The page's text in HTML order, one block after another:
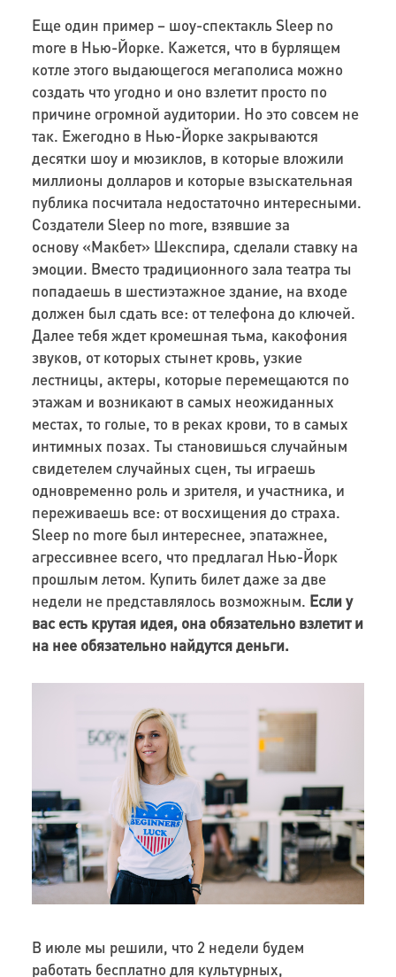
Еще один пример – шоу-спектакль Sleep no
more в Нью-Йорке. Кажется, что в бурлящем
котле этого выдающегося мегаполиса можно
создать что угодно и оно взлетит просто по
причине огромной аудитории. Но это совсем не
так. Ежегодно в Нью-Йорке закрываются
десятки шоу и мюзиклов, в которые вложили
миллионы долларов и которые взыскательная
публика посчитала недостаточно интересными.
Создатели Sleep no more, взявшие за
основу «Макбет» Шекспира, сделали ставку на
эмоции. Вместо традиционного зала театра ты
попадаешь в шестиэтажное здание, на входе
должен был сдать все: от телефона до ключей.
Далее тебя ждет кромешная тьма, какофония
звуков, от которых стынет кровь, узкие
лестницы, актеры, которые перемещаются по
этажам и возникают в самых неожиданных
местах, то голые, то в реках крови, то в самых
интимных позах. Ты становишься случайным
свидетелем случайных сцен, ты играешь
одновременно роль и зрителя, и участника, и
переживаешь все: от восхищения до страха.
Sleep no more был интереснее, эпатажнее,
агрессивнее всего, что предлагал Нью-Йорк
прошлым летом. Купить билет даже за две
недели не представлялось возможным. Если у
вас есть крутая идея, она обязательно взлетит и
на нее обязательно найдутся деньги.
В июле мы решили, что 2 недели будем
работать бесплатно для культурных,